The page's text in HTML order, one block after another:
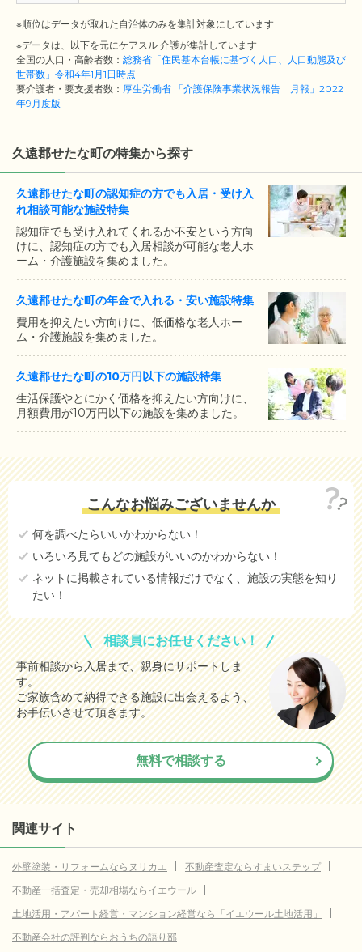
※順位はデータが取れた自治体のみを集計対象にしています
※データは、以下を元にケアスル 介護が集計しています
全国の人口・高齢者数： 総務省「住民基本台帳に基づく人口、人口動態及び
世帯数」令和4年1月1日時点
要介護者・要支援者数： 厚生労働省 「介護保険事業状況報告 月報」2022
年9月度版
久遠郡せたな町の特集から探す
久遠郡せたな町の認知症の方でも入居・受け入
れ相談可能な施設特集
認知症でも受け入れてくれるか不安という方向
けに、認知症の方でも入居相談が可能な老人ホ
ーム・介護施設を集めました。
久遠郡せたな町の年金で入れる・安い施設特集
費用を抑えたい方向けに、低価格な老人ホー
ム・介護施設を集めました。
久遠郡せたな町の10万円以下の施設特集
生活保護やとにかく価格を抑えたい方向けに、
月額費用が10万円以下の施設を集めました。
こんなお悩みございませんか
何を調べたらいいかわからない！
いろいろ見てもどの施設がいいのかわからない！
ネットに掲載されている情報だけでなく、施設の実態を知り
たい！
相談員にお任せください！
事前相談から入居まで、親身にサポートしま
す。
ご家族含めて納得できる施設に出会えるよう、
お手伝いさせて頂きます。
無料で相談する
関連サイト
外壁塗装・リフォームならヌリカエ
不動産査定ならすまいステップ
不動産一括査定・売却相場ならイエウール
土地活用・アパート経営・マンション経営なら「イエウール土地活用」
不動産会社の評判ならおうちの語り部